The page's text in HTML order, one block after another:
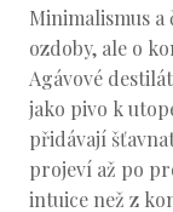
Minimalismus
ozdoby, ale o
Agávové
jako pivo k
přidávají
projeví až po
intuice než z